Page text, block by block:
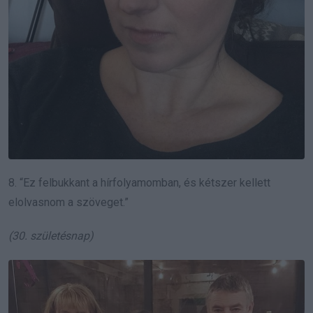
8. “Ez felbukkant a hírfolyamomban, és kétszer kellett
elolvasnom a szöveget.”
(30. születésnap)